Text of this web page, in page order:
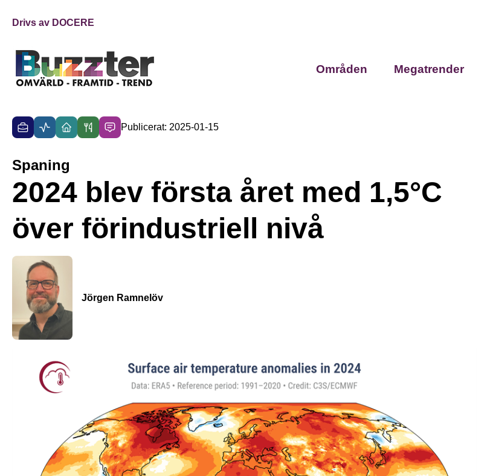
Drivs av DOCERE
Områden Megatrender
Publicerat: 2025-01-15
Spaning
2024 blev första året med 1,5°C
över förindustriell nivå
Jörgen Ramnelöv